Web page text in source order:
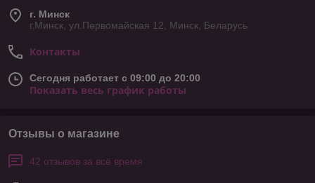
г. Минск
г.Минск, ул.Первомайская 12, Минск, Беларусь
Контакты
Сегодня работает с 09:00 до 20:00
Показать весь график работы
Отзывы о магазине
42 отзывов за всё время